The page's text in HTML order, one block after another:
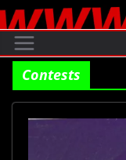
Passer
au
contenu
Contests